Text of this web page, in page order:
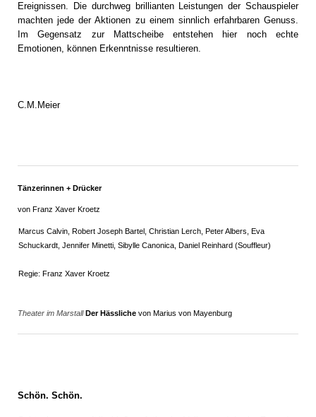
Ereignissen. Die durchweg brillianten Leistungen der Schauspieler
machten jede der Aktionen zu einem sinnlich erfahrbaren Genuss.
Im Gegensatz zur Mattscheibe entstehen hier noch echte
Emotionen, können Erkenntnisse resultieren.
C.M.Meier
Tänzerinnen + Drücker
von Franz Xaver Kroetz
Marcus Calvin, Robert Joseph Bartel, Christian Lerch, Peter Albers, Eva
Schuckardt, Jennifer Minetti, Sibylle Canonica, Daniel Reinhard (Souffleur)
Regie: Franz Xaver Kroetz
Theater im MarstallDer Hässliche von Marius von Mayenburg
Schön. Schön.